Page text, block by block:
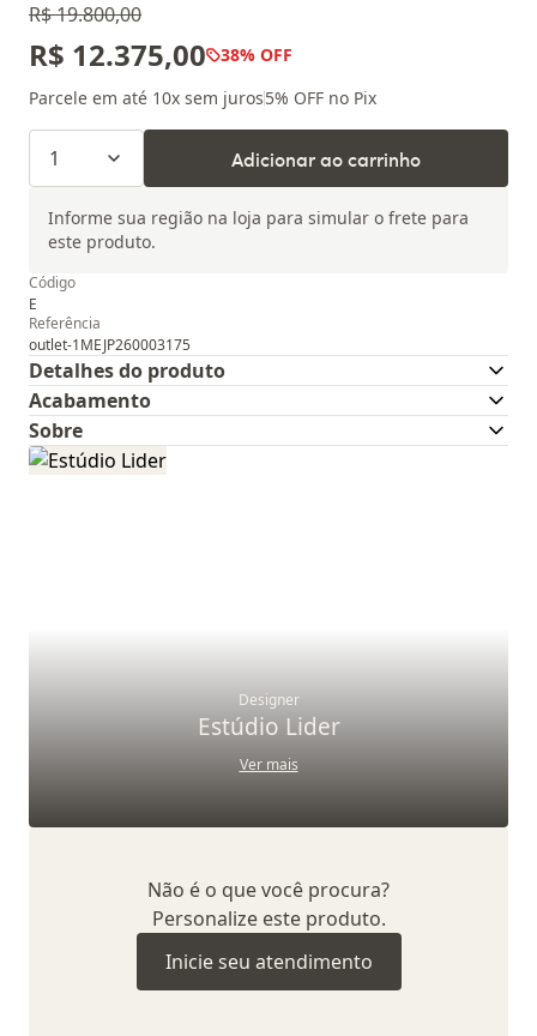
R$ 19.800,00
R$ 12.375,00 38% OFF
Parcele em até 10x sem juros5% OFF no Pix
1 Adicionar ao carrinho
Informe sua região na loja para simular o frete para
este produto.
Código
E
Referência
outlet-1MEJP260003175
Detalhes do produto
Acabamento
Sobre
Designer
Estúdio Lider
Ver mais
Não é o que você procura?
Personalize este produto.
Inicie seu atendimento